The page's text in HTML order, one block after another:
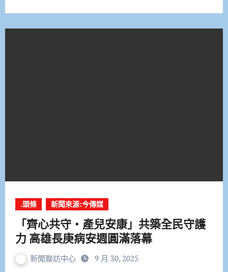
.頭條 新聞來源:今傳媒
「齊心共守・產兒安康」共築全民守護
力 高雄長庚病安週圓滿落幕
新聞聯訪中心 9 月 30, 2025